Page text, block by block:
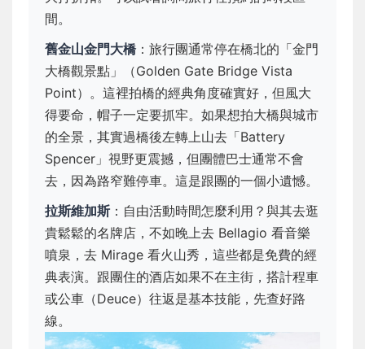
間。
舊金山金門大橋：旅行團通常停在橋北的「金門
大橋觀景點」（Golden Gate Bridge Vista
Point）。這裡拍橋的經典角度確實好，但風大
得要命，帽子一定要抓牢。如果想拍大橋與城市
的全景，其實過橋後左轉上山去「Battery
Spencer」視野更震撼，但團體巴士通常不會
去，因為路窄難停車。這是跟團的一個小遺憾。
拉斯維加斯：自由活動時間怎麼利用？與其去逛
貴鬆鬆的名牌店，不如晚上去 Bellagio 看音樂
噴泉，去 Mirage 看火山秀，這些都是免費的經
典表演。跟團住的酒店如果不在主街，搭計程車
或公車（Deuce）往返是基本技能，先查好路
線。